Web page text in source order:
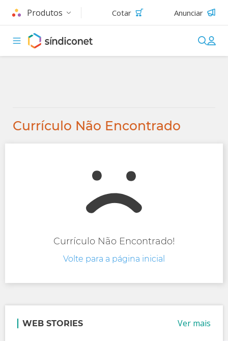
Produtos Cotar Anunciar
Currículo Não Encontrado
Currículo Não Encontrado!
Volte para a página inicial
WEB STORIES Ver mais